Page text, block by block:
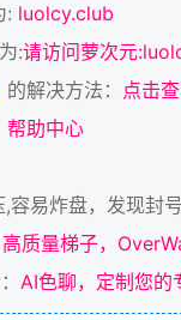
: luolcy.club
为:请访问萝次元
的解决方法： 点击
帮助中心
容易炸盘，发现封
高质量梯子，
AI色聊，定制您的